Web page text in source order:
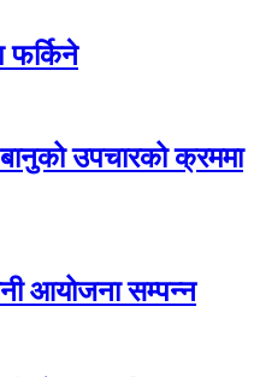
उपचारको क्रममा
आयोजना सम्पन्न